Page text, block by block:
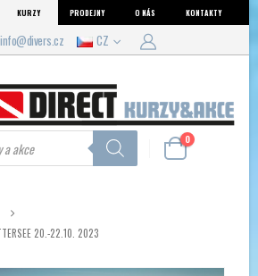
KURZY PRODEJNY O NÁS KONTAKTY
info@divers.cz CZ
0
20.-22.10. 2023